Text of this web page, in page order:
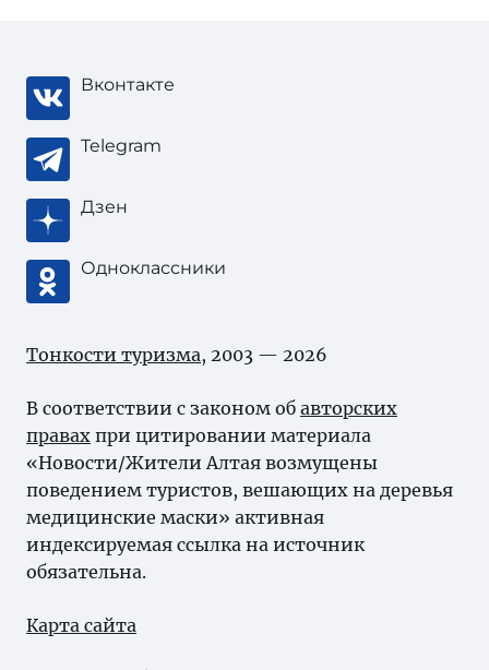
Вконтакте
Telegram
Дзен
Одноклассники
Тонкости туризма, 2003 — 2026
В соответствии с законом об авторских
правах при цитировании материала
«Новости/Жители Алтая возмущены
поведением туристов, вешающих на деревья
медицинские маски» активная
индексируемая ссылка на источник
обязательна.
Карта сайта